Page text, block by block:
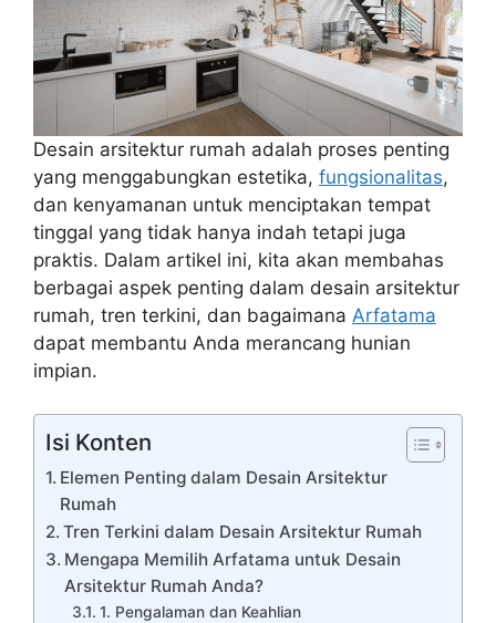
m
Desain arsitektur rumah adalah proses penting
yang menggabungkan estetika, fungsionalitas,
dan kenyamanan untuk menciptakan tempat
tinggal yang tidak hanya indah tetapi juga
praktis. Dalam artikel ini, kita akan membahas
berbagai aspek penting dalam desain arsitektur
rumah, tren terkini, dan bagaimana Arfatama
dapat membantu Anda merancang hunian
impian.
Isi Konten
Elemen Penting dalam Desain Arsitektur
Rumah
Tren Terkini dalam Desain Arsitektur Rumah
Mengapa Memilih Arfatama untuk Desain
Arsitektur Rumah Anda?
1. Pengalaman dan Keahlian